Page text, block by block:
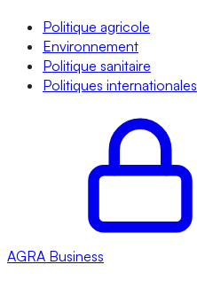
Politique agricole
Environnement
Politique sanitaire
Politiques internationales
AGRA Business